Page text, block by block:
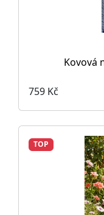
Kovová
759 Kč
TOP